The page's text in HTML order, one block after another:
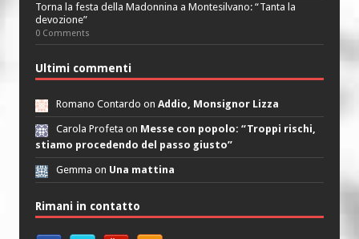
Torna la festa della Madonnina a Montesilvano: “Tanta la
devozione”
0 Comments
Ultimi commenti
Romano Contardo on Addio, Monsignor Lizza
Carola Profeta on Messe con popolo: “Troppi rischi,
stiamo procedendo del passo giusto”
Gemma on Una mattina
Rimani in contatto